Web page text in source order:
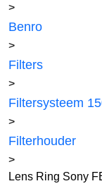
>
Benro
>
Filters
>
Filtersysteem
>
Filterhouder
>
Lens Ring Sony